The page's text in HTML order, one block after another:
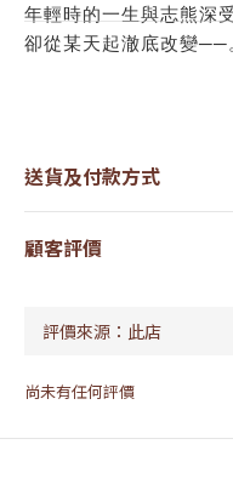
年輕時的一生與志熊深
卻從某天起澈底改變──
送貨及付款方式
顧客評價
尚未有任何評價